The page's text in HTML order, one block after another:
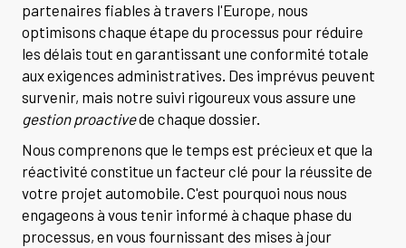
partenaires fiables à travers l'Europe, nous
optimisons chaque étape du processus pour réduire
les délais tout en garantissant une conformité totale
aux exigences administratives. Des imprévus peuvent
survenir, mais notre suivi rigoureux vous assure une
gestion proactivede chaque dossier.
Nous comprenons que le temps est précieux et que la
réactivité constitue un facteur clé pour la réussite de
votre projet automobile. C'est pourquoi nous nous
engageons à vous tenir informé à chaque phase du
processus, en vous fournissant des mises à jour